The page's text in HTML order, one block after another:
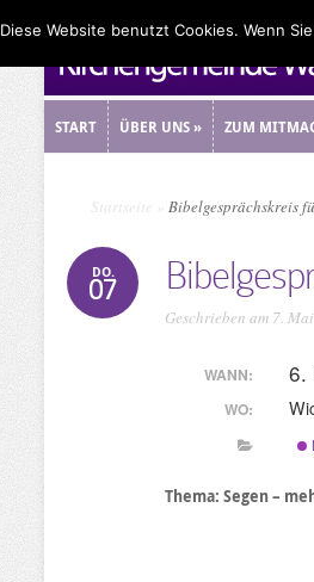
START ÜBER UNS» ZUM
Startseite Bibelgesprächskreis
DO.
07
Geschrieben am 7.
WANN: 6.
WO:
Thema: Segen –
Diese Website benutzt Cookies. Wenn